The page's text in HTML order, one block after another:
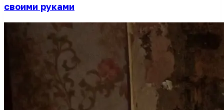
своими руками